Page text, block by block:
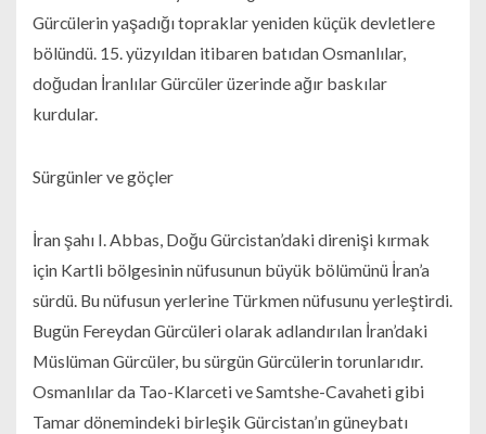
Gürcülerin yaşadığı topraklar yeniden küçük devletlere
bölündü. 15. yüzyıldan itibaren batıdan Osmanlılar,
doğudan İranlılar Gürcüler üzerinde ağır baskılar
kurdular.
Sürgünler ve göçler
İran şahı I. Abbas, Doğu Gürcistan’daki direnişi kırmak
için Kartli bölgesinin nüfusunun büyük bölümünü İran’a
sürdü. Bu nüfusun yerlerine Türkmen nüfusunu yerleştirdi.
Bugün Fereydan Gürcüleri olarak adlandırılan İran’daki
Müslüman Gürcüler, bu sürgün Gürcülerin torunlarıdır.
Osmanlılar da Tao-Klarceti ve Samtshe-Cavaheti gibi
Tamar dönemindeki birleşik Gürcistan’ın güneybatı